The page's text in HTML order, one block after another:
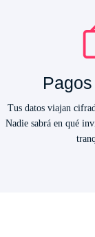
Tus datos viajan
Nadie sabrá en qué